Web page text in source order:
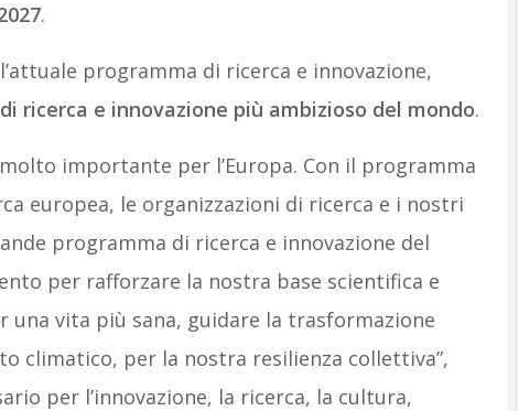
.
programma di ricerca e innovazione,
ricerca e innovazione più ambizioso del mondo.
importante per l’Europa. Con il programma
europea, le organizzazioni di ricerca e i nostri
programma di ricerca e innovazione del
per rafforzare la nostra base scientifica e
una vita più sana, guidare la trasformazione
climatico, per la nostra resilienza collettiva”,
per l’innovazione, la ricerca, la cultura,